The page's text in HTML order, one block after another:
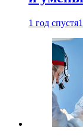
1 год спустя